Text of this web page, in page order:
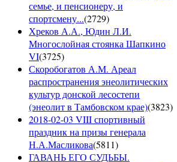
семье, и пенсионеру, и
спортсмену...(2729)
Хреков А.А., Юдин Л.И.
Многослойная стоянка Шапкино
VI(3725)
Скоробогатов А.М. Ареал
распространения энеолитических
культур донской лесостепи
(энеолит в Тамбовском крае)(3823)
2018-02-03 VIII спортивный
праздник на призы генерала
Н.А.Масликова(5811)
ГАВАНЬ ЕГО СУДЬБЫ.